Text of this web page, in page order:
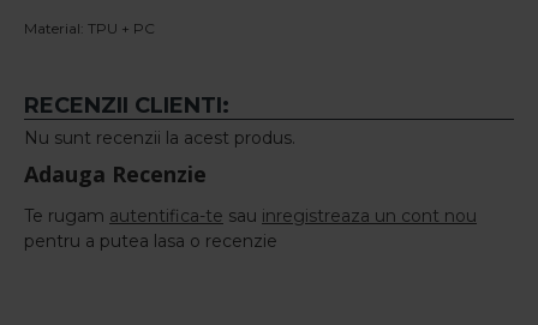
Material: TPU + PC
RECENZII CLIENTI:
Nu sunt recenzii la acest produs.
Adauga Recenzie
Te rugam autentifica-te sau inregistreaza un cont nou
pentru a putea lasa o recenzie